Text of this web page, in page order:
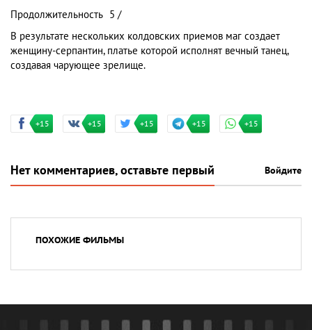
Продолжительность 5 /
В результате нескольких колдовских приемов маг создает
женщину-серпантин, платье которой исполнят вечный танец,
создавая чарующее зрелище.
+15 +15 +15 +15 +15
Нет комментариев, оставьте первый Войдите
ПОХОЖИЕ ФИЛЬМЫ